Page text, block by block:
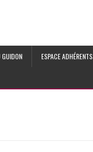
GUIDON ESPACE ADHÉRENTS